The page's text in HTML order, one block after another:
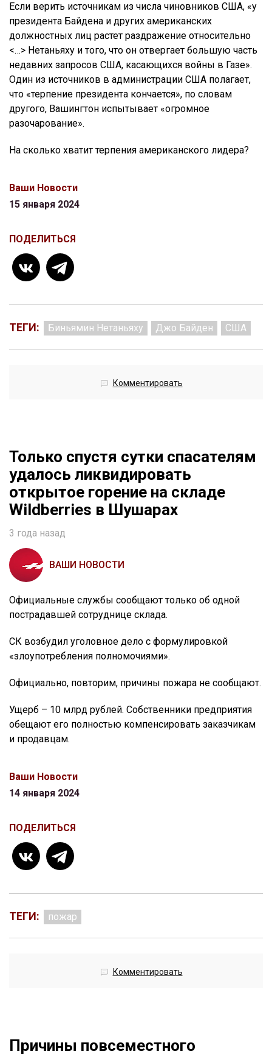
Если верить источникам из числа чиновников США, «у
президента Байдена и других американских
должностных лиц растет раздражение относительно
<…> Нетаньяху и того, что он отвергает большую часть
недавних запросов США, касающихся войны в Газе».
Один из источников в администрации США полагает,
что «терпение президента кончается», по словам
другого, Вашингтон испытывает «огромное
разочарование».
На сколько хватит терпения американского лидера?
Ваши Новости
15 января 2024
ПОДЕЛИТЬСЯ
ТЕГИ: Биньямин Нетаньяху Джо Байден США
Комментировать
Только спустя сутки спасателям
удалось ликвидировать
открытое горение на складе
Wildberries в Шушарах
3 года назад
ВАШИ НОВОСТИ
Официальные службы сообщают только об одной
пострадавшей сотруднице склада.
СК возбудил уголовное дело с формулировкой
«злоупотребления полномочиями».
Официально, повторим, причины пожара не сообщают.
Ущерб – 10 млрд рублей. Собственники предприятия
обещают его полностью компенсировать заказчикам
и продавцам.
Ваши Новости
14 января 2024
ПОДЕЛИТЬСЯ
ТЕГИ: пожар
Комментировать
Причины повсеместного